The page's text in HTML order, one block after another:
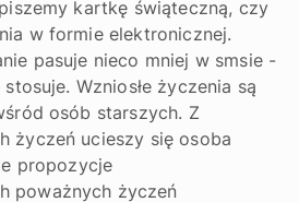
kartkę świąteczną, czy
w formie elektronicznej.
pasuje nieco mniej w smsie -
Wzniosłe życzenia są
osób starszych. Z
życzeń ucieszy się osoba
propozycje
poważnych życzeń